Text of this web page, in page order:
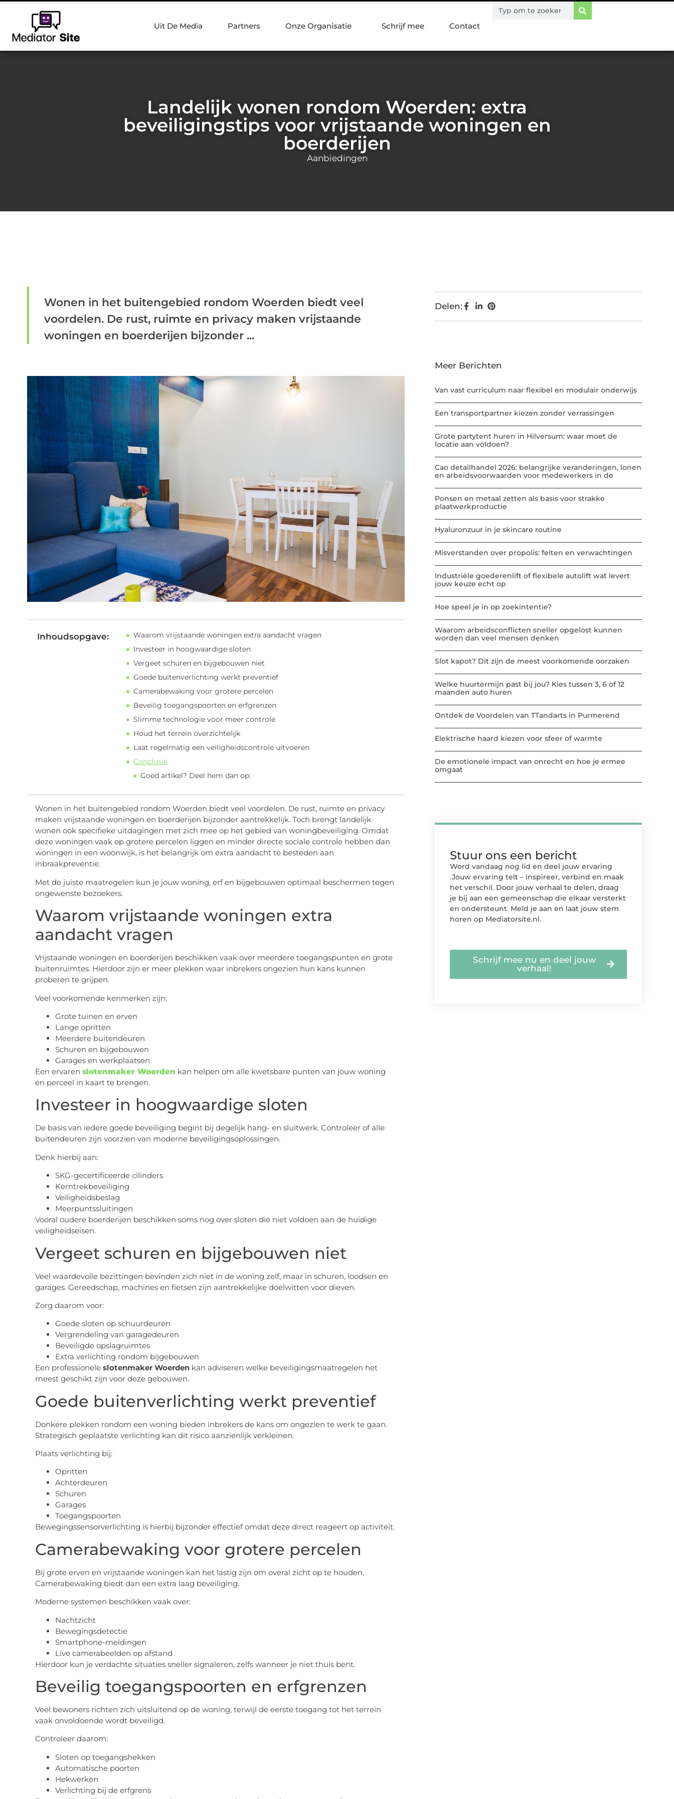
Uit De Media Partners Onze Organisatie Schrijf mee Contact
Landelijk wonen rondom Woerden: extra
beveiligingstips voor vrijstaande woningen en
boerderijen
Aanbiedingen
Wonen in het buitengebied rondom Woerden biedt veel
voordelen. De rust, ruimte en privacy maken vrijstaande
woningen en boerderijen bijzonder ...
Inhoudsopgave:
Waarom vrijstaande woningen extra aandacht vragen
Investeer in hoogwaardige sloten
Vergeet schuren en bijgebouwen niet
Goede buitenverlichting werkt preventief
Camerabewaking voor grotere percelen
Beveilig toegangspoorten en erfgrenzen
Slimme technologie voor meer controle
Houd het terrein overzichtelijk
Laat regelmatig een veiligheidscontrole uitvoeren
Conclusie
Goed artikel? Deel hem dan op:
Wonen in het buitengebied rondom Woerden biedt veel voordelen. De rust, ruimte en privacy
maken vrijstaande woningen en boerderijen bijzonder aantrekkelijk. Toch brengt landelijk
wonen ook specifieke uitdagingen met zich mee op het gebied van woningbeveiliging. Omdat
deze woningen vaak op grotere percelen liggen en minder directe sociale controle hebben dan
woningen in een woonwijk, is het belangrijk om extra aandacht te besteden aan
inbraakpreventie.
Met de juiste maatregelen kun je jouw woning, erf en bijgebouwen optimaal beschermen tegen
ongewenste bezoekers.
Waarom vrijstaande woningen extra
aandacht vragen
Vrijstaande woningen en boerderijen beschikken vaak over meerdere toegangspunten en grote
buitenruimtes. Hierdoor zijn er meer plekken waar inbrekers ongezien hun kans kunnen
proberen te grijpen.
Veel voorkomende kenmerken zijn:
Grote tuinen en erven
Lange opritten
Meerdere buitendeuren
Schuren en bijgebouwen
Garages en werkplaatsen
Een ervaren slotenmaker Woerden kan helpen om alle kwetsbare punten van jouw woning
en perceel in kaart te brengen.
Investeer in hoogwaardige sloten
De basis van iedere goede beveiliging begint bij degelijk hang- en sluitwerk. Controleer of alle
buitendeuren zijn voorzien van moderne beveiligingsoplossingen.
Denk hierbij aan:
SKG-gecertificeerde cilinders
Kerntrekbeveiliging
Veiligheidsbeslag
Meerpuntssluitingen
Vooral oudere boerderijen beschikken soms nog over sloten die niet voldoen aan de huidige
veiligheidseisen.
Vergeet schuren en bijgebouwen niet
Veel waardevolle bezittingen bevinden zich niet in de woning zelf, maar in schuren, loodsen en
garages. Gereedschap, machines en fietsen zijn aantrekkelijke doelwitten voor dieven.
Zorg daarom voor:
Goede sloten op schuurdeuren
Vergrendeling van garagedeuren
Beveiligde opslagruimtes
Extra verlichting rondom bijgebouwen
Een professionele slotenmaker Woerdenkan adviseren welke beveiligingsmaatregelen het
meest geschikt zijn voor deze gebouwen.
Goede buitenverlichting werkt preventief
Donkere plekken rondom een woning bieden inbrekers de kans om ongezien te werk te gaan.
Strategisch geplaatste verlichting kan dit risico aanzienlijk verkleinen.
Plaats verlichting bij:
Opritten
Achterdeuren
Schuren
Garages
Toegangspoorten
Bewegingssensorverlichting is hierbij bijzonder effectief omdat deze direct reageert op activiteit.
Camerabewaking voor grotere percelen
Bij grote erven en vrijstaande woningen kan het lastig zijn om overal zicht op te houden.
Camerabewaking biedt dan een extra laag beveiliging.
Moderne systemen beschikken vaak over:
Nachtzicht
Bewegingsdetectie
Smartphone-meldingen
Live camerabeelden op afstand
Hierdoor kun je verdachte situaties sneller signaleren, zelfs wanneer je niet thuis bent.
Beveilig toegangspoorten en erfgrenzen
Veel bewoners richten zich uitsluitend op de woning, terwijl de eerste toegang tot het terrein
vaak onvoldoende wordt beveiligd.
Controleer daarom:
Sloten op toegangshekken
Automatische poorten
Hekwerken
Verlichting bij de erfgrens
Delen:
Meer Berichten
Van vast curriculum naar flexibel en modulair onderwijs
Een transportpartner kiezen zonder verrassingen
Grote partytent huren in Hilversum: waar moet de
locatie aan voldoen?
Cao detailhandel 2026: belangrijke veranderingen, lonen
en arbeidsvoorwaarden voor medewerkers in de
Ponsen en metaal zetten als basis voor strakke
plaatwerkproductie
Hyaluronzuur in je skincare routine
Misverstanden over propolis: feiten en verwachtingen
Industriële goederenlift of flexibele autolift wat levert
jouw keuze echt op
Hoe speel je in op zoekintentie?
Waarom arbeidsconflicten sneller opgelost kunnen
worden dan veel mensen denken
Slot kapot? Dit zijn de meest voorkomende oorzaken
Welke huurtermijn past bij jou? Kies tussen 3, 6 of 12
maanden auto huren
Ontdek de Voordelen van TTandarts in Purmerend
Elektrische haard kiezen voor sfeer of warmte
De emotionele impact van onrecht en hoe je ermee
omgaat
Stuur ons een bericht
Word vandaag nog lid en deel jouw ervaring
.Jouw ervaring telt – inspireer, verbind en maak
het verschil. Door jouw verhaal te delen, draag
je bij aan een gemeenschap die elkaar versterkt
en ondersteunt. Meld je aan en laat jouw stem
horen op Mediatorsite.nl.
Schrijf mee nu en deel jouw
verhaal!